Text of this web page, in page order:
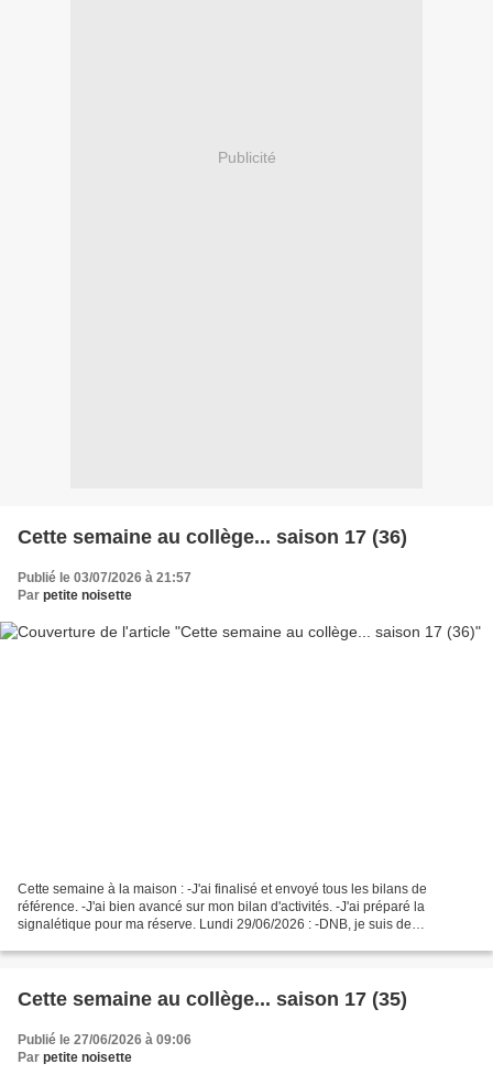
Publicité
Cette semaine au collège... saison 17 (36)
Publié le 03/07/2026 à 21:57
Par petite noisette
Cette semaine à la maison : -J'ai finalisé et envoyé tous les bilans de
référence. -J'ai bien avancé sur mon bilan d'activités. -J'ai préparé la
signalétique pour ma réserve. Lundi 29/06/2026 : -DNB, je suis de
Cette semaine au collège... saison 17 (35)
Publié le 27/06/2026 à 09:06
Par petite noisette